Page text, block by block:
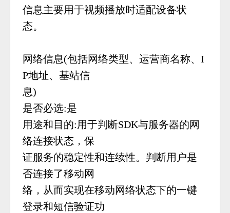
信息主要用于视频播放时适配设备状
态。
网络信息(包括网络类型、运营商名称、I
P地址、基站信
息)
是否必选:是
用途和目的:用于判断SDK与服务器的网
络连接状态，保
证服务的稳定性和连续性。判断用户是
否连接了移动网
络，从而实现在移动网络状态下的一键
登录和短信验证功